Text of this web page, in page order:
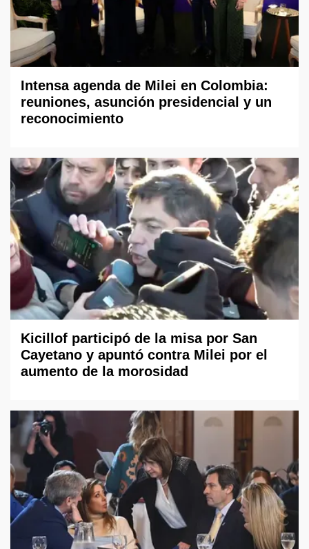
Intensa agenda de Milei en Colombia:
reuniones, asunción presidencial y un
reconocimiento
Kicillof participó de la misa por San
Cayetano y apuntó contra Milei por el
aumento de la morosidad